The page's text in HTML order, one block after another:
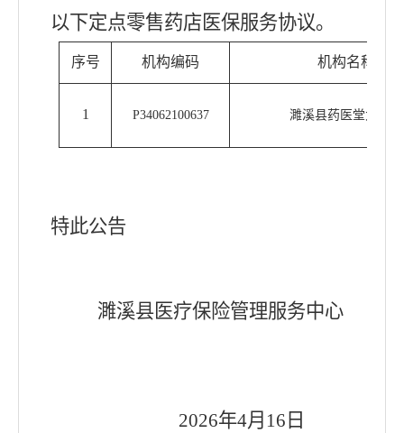
以下定点零售药店医保服务协议。
序号 机构编码 机构名称
1 P34062100637 濉溪县药医堂大药房
特此公告
濉溪县医疗保险管理服务中心
2026年4月 16 日